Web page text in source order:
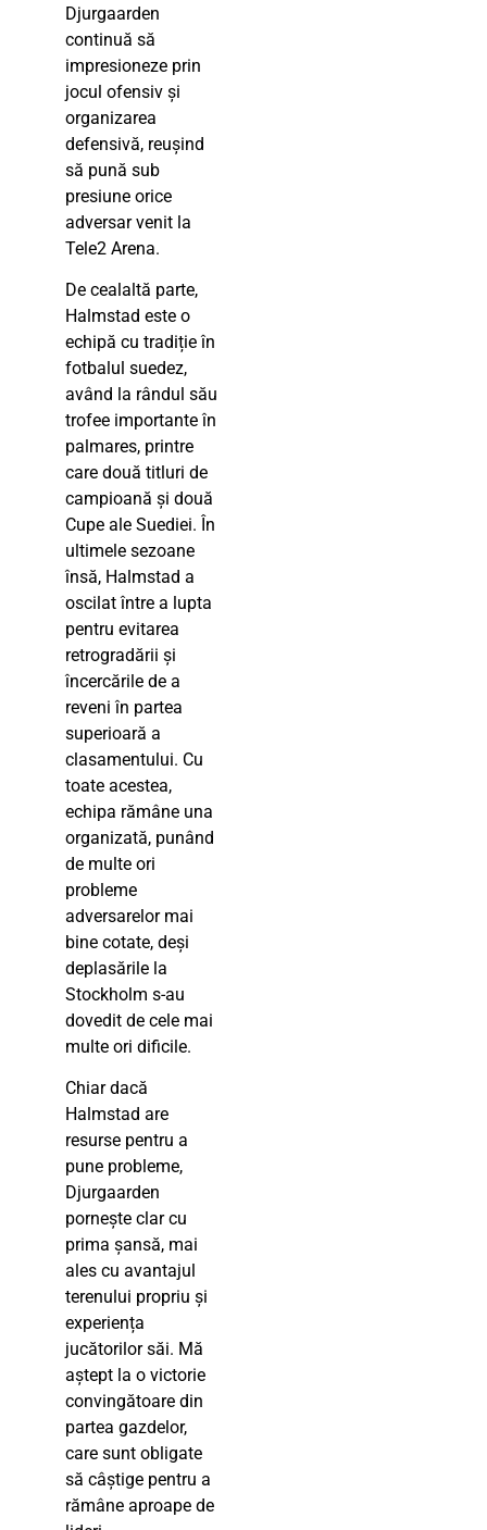
Djurgaarden
continuă să
impresioneze prin
jocul ofensiv și
organizarea
defensivă, reușind
să pună sub
presiune orice
adversar venit la
Tele2 Arena.
De cealaltă parte,
Halmstad este o
echipă cu tradiție în
fotbalul suedez,
având la rândul său
trofee importante în
palmares, printre
care două titluri de
campioană și două
Cupe ale Suediei. În
ultimele sezoane
însă, Halmstad a
oscilat între a lupta
pentru evitarea
retrogradării și
încercările de a
reveni în partea
superioară a
clasamentului. Cu
toate acestea,
echipa rămâne una
organizată, punând
de multe ori
probleme
adversarelor mai
bine cotate, deși
deplasările la
Stockholm s-au
dovedit de cele mai
multe ori dificile.
Chiar dacă
Halmstad are
resurse pentru a
pune probleme,
Djurgaarden
pornește clar cu
prima șansă, mai
ales cu avantajul
terenului propriu și
experiența
jucătorilor săi. Mă
aștept la o victorie
convingătoare din
partea gazdelor,
care sunt obligate
să câștige pentru a
rămâne aproape de